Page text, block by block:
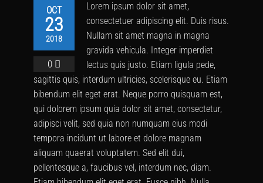
OCT
23
2018
0
Lorem ipsum dolor sit amet,
consectetuer adipiscing elit. Duis risus.
Nullam sit amet magna in magna
gravida vehicula. Integer imperdiet
lectus quis justo. Etiam ligula pede,
sagittis quis, interdum ultricies, scelerisque eu. Etiam
bibendum elit eget erat. Neque porro quisquam est,
qui dolorem ipsum quia dolor sit amet, consectetur,
adipisci velit, sed quia non numquam eius modi
tempora incidunt ut labore et dolore magnam
aliquam quaerat voluptatem. Sed elit dui,
pellentesque a, faucibus vel, interdum nec, diam.